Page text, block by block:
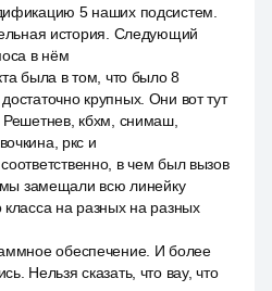
5 наших подсистем.
история. Следующий
в нём
была в том, что было 8
крупных. Они вот тут
Решетнев, кбхм, снимаш,
ркс и
в чем был вызов
мы замещали всю линейку
класса на разных на разных
обеспечение. И более
Нельзя сказать, что вау, что